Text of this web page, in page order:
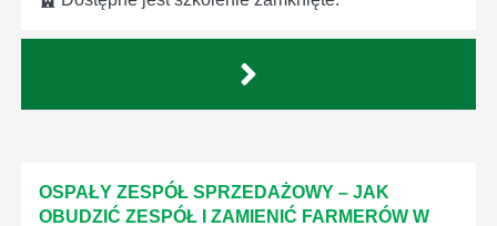
OSPAŁY ZESPÓŁ SPRZEDAŻOWY – JAK
OBUDZIĆ ZESPÓŁ I ZAMIENIĆ FARMERÓW W